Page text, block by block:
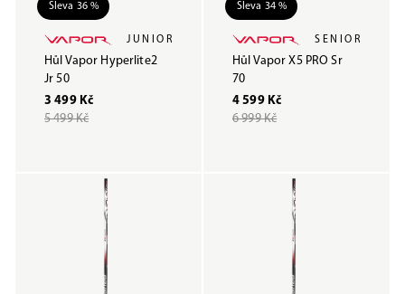
Sleva 36 %
JUNIOR
Hůl Vapor Hyperlite2
Jr 50
3 499 Kč
5 499 Kč
Sleva 34 %
SENIOR
Hůl Vapor X5 PRO Sr
70
4 599 Kč
6 999 Kč